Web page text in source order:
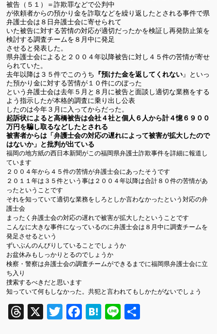
被告（５１）＝詐欺罪などで公判中
が依頼者からの預かり金を詐取などを繰り返したとされる事件で県
弁護士会は８日弁護士会に寄せられて
いた被告に対する苦情の対応が適切だったかを検証し再発防止策を
検討する調査チームを８月中に発足
させると発表した。
県弁護士会によると２００４年以降被告に対し４５件の苦情が寄せ
られていた。
去年以降は３５件でこのうち 『預けた金を返してくれない』といっ
た預かり金に対する苦情が１０件にのぼった
という弁護士会は去年５月と８月に被告と面談し適切な業務をする
よう指示したが本格的調査に乗り出し公表
したのは今年３月に入ってからだった。
起訴状によると高橋被告は会社４社と個人６人から計４憶６９００
万円を騙し取るなどしたとされる
被害者からは「弁護士会の対応の遅れによって被害が拡大したので
はないか」と批判が出ている
福岡の地方紙の西日本新聞がこの福岡県弁護士詐欺事件を詳細に報道し
ています
２００４年から４５件の苦情が弁護士会にあったそうです
２０１１年は３５件という事は２００４年以降は合計８０件の苦情があ
ったということです
それを知っていて適切な業務をしろとしか言わなかったという対応の弁
護士会
まったく弁護士会の対応の遅れで被害が拡大したということです
こんなに大きな事件になっているのに弁護士会は８月中に調査チームを
発足させるという
ずいぶんのんびりしていることでしょうか
お盆休みもしっかりとるのでしょうか
検察・警察は弁護士会の調査チームができるまでに福岡県弁護士会に立
ち入り
捜索するべきだと思います
知っていて何もしなかった。共犯と言われてもしかたがないでしょう
Threads
X TwitterFacebook
Hatena
Line